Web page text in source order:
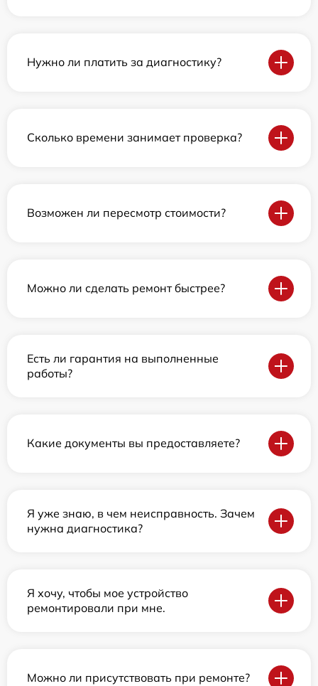
Нужно ли платить за диагностику?
Сколько времени занимает проверка?
Возможен ли пересмотр стоимости?
Можно ли сделать ремонт быстрее?
Есть ли гарантия на выполненные
работы?
Какие документы вы предоставляете?
Я уже знаю, в чем неисправность. Зачем
нужна диагностика?
Я хочу, чтобы мое устройство
ремонтировали при мне.
Можно ли присутствовать при ремонте?